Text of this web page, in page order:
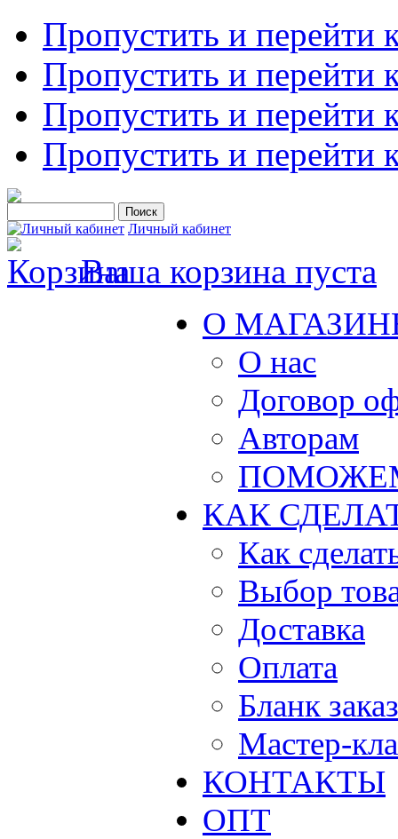
Пропустить и перейти
Пропустить и перейти
Пропустить и перейти
Пропустить и перейти
Личный кабинет
Ваша корзина пуста
О
О нас
Договор
Авторам
КАК
Как
Выбор
Доставка
Оплата
Бланк
Мастер-
КОНТАКТЫ
ОПТ